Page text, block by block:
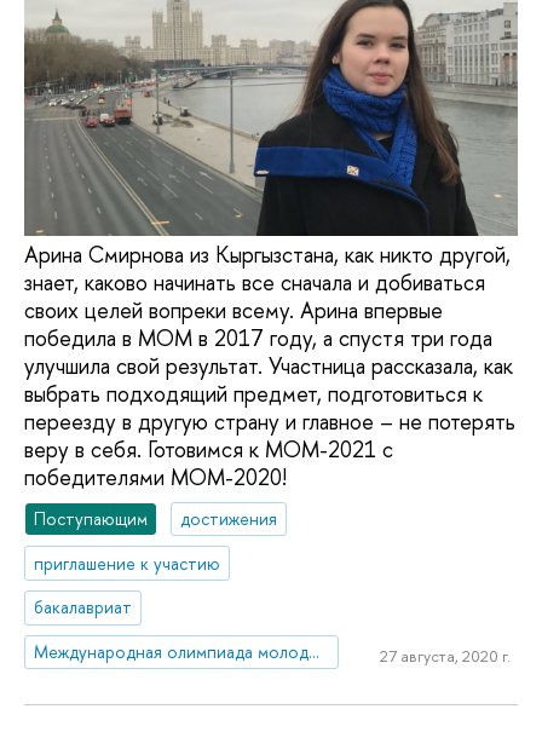
Арина Смирнова из Кыргызстана, как никто другой,
знает, каково начинать все сначала и добиваться
своих целей вопреки всему. Арина впервые
победила в МОМ в 2017 году, а спустя три года
улучшила свой результат. Участница рассказала, как
выбрать подходящий предмет, подготовиться к
переезду в другую страну и главное – не потерять
веру в себя. Готовимся к МОМ-2021 с
победителями МОМ-2020!
Поступающим
достижения
приглашение к участию
бакалавриат
Международная олимпиада молодежи
27 августа, 2020 г.